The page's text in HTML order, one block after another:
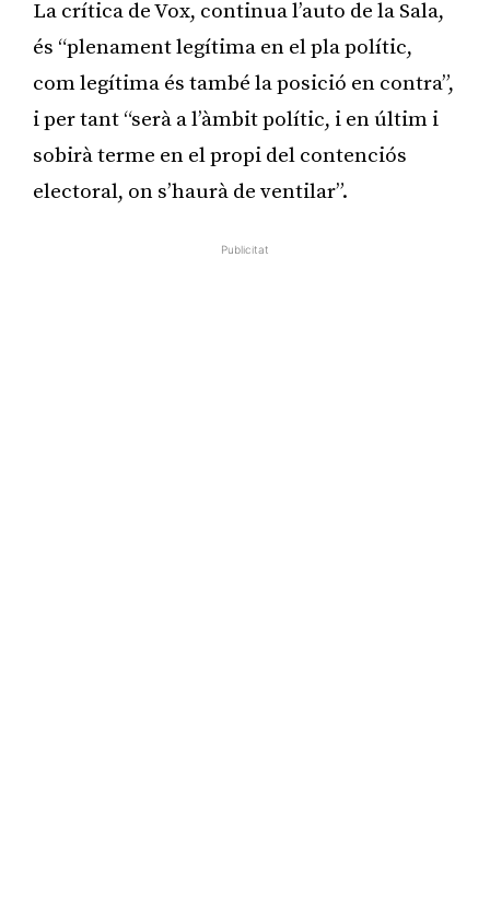
La crítica de Vox, continua l’auto de la Sala,
és “plenament legítima en el pla polític,
com legítima és també la posició en contra”,
i per tant “serà a l’àmbit polític, i en últim i
sobirà terme en el propi del contenciós
electoral, on s’haurà de ventilar”.
Publicitat